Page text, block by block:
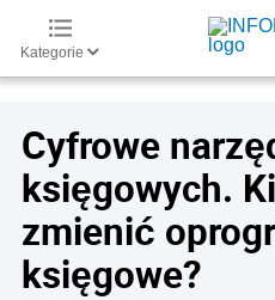
Kategorie
Cyfrowe
księgowych.
zmienić
księgowe?